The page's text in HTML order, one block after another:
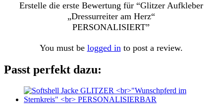
Erstelle die erste Bewertung für “Glitzer Aufkleber
„Dressurreiter am Herz“
PERSONALISIERT”
You must be logged in to post a review.
Passt perfekt dazu: